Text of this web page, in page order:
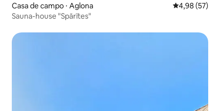
Casa de campo ⋅ Aglona 4,98 de uma
4,98 (57)
Sauna-house "Spārītes"